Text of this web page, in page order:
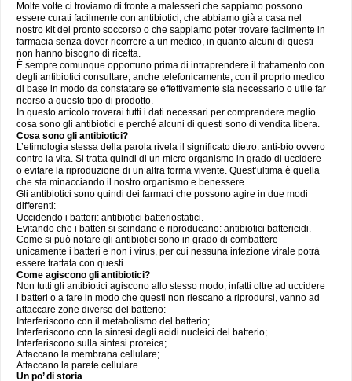
Molte volte ci troviamo di fronte a malesseri che sappiamo possono
essere curati facilmente con antibiotici, che abbiamo già a casa nel
nostro kit del pronto soccorso o che sappiamo poter trovare facilmente in
farmacia senza dover ricorrere a un medico, in quanto alcuni di questi
non hanno bisogno di ricetta.
È sempre comunque opportuno prima di intraprendere il trattamento con
degli antibiotici consultare, anche telefonicamente, con il proprio medico
di base in modo da constatare se effettivamente sia necessario o utile far
ricorso a questo tipo di prodotto.
In questo articolo troverai tutti i dati necessari per comprendere meglio
cosa sono gli antibiotici e perché alcuni di questi sono di vendita libera.
Cosa sono gli antibiotici?
L’etimologia stessa della parola rivela il significato dietro: anti-bio ovvero
contro la vita. Si tratta quindi di un micro organismo in grado di uccidere
o evitare la riproduzione di un’altra forma vivente. Quest’ultima è quella
che sta minacciando il nostro organismo e benessere.
Gli antibiotici sono quindi dei farmaci che possono agire in due modi
differenti:
Uccidendo i batteri: antibiotici batteriostatici.
Evitando che i batteri si scindano e riproducano: antibiotici battericidi.
Come si può notare gli antibiotici sono in grado di combattere
unicamente i batteri e non i virus, per cui nessuna infezione virale potrà
essere trattata con questi.
Come agiscono gli antibiotici?
Non tutti gli antibiotici agiscono allo stesso modo, infatti oltre ad uccidere
i batteri o a fare in modo che questi non riescano a riprodursi, vanno ad
attaccare zone diverse del batterio:
Interferiscono con il metabolismo del batterio;
Interferiscono con la sintesi degli acidi nucleici del batterio;
Interferiscono sulla sintesi proteica;
Attaccano la membrana cellulare;
Attaccano la parete cellulare.
Un po’ di storia